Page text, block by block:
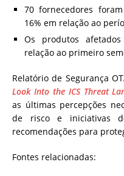
70 fornecedores
16% em relação ao
Os produtos
relação ao primeiro
Relatório de Segurança
Look Into the ICS Threat
as últimas percepções
de risco e iniciativas
recomendações para
Fontes relacionadas: